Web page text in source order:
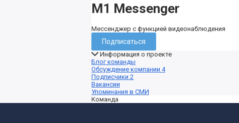
M1 Messenger
Мессенджер с функцией видеонаблюдения
Подписаться
Информация о проекте
Блог команды
Обсуждение компании 4
Подписчики 2
Вакансии
Упоминания в СМИ
Команда